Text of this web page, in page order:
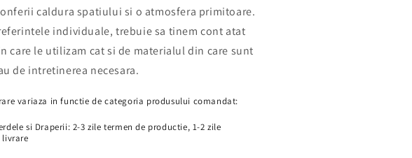
caldura spatiului si o atmosfera primitoare.
individuale, trebuie sa tinem cont atat
care le utilizam cat si de materialul din care sunt
de intretinerea necesara.
variaza in functie de categoria produsului comandat:
si Draperii: 2-3 zile termen de productie, 1-2 zile
livrare